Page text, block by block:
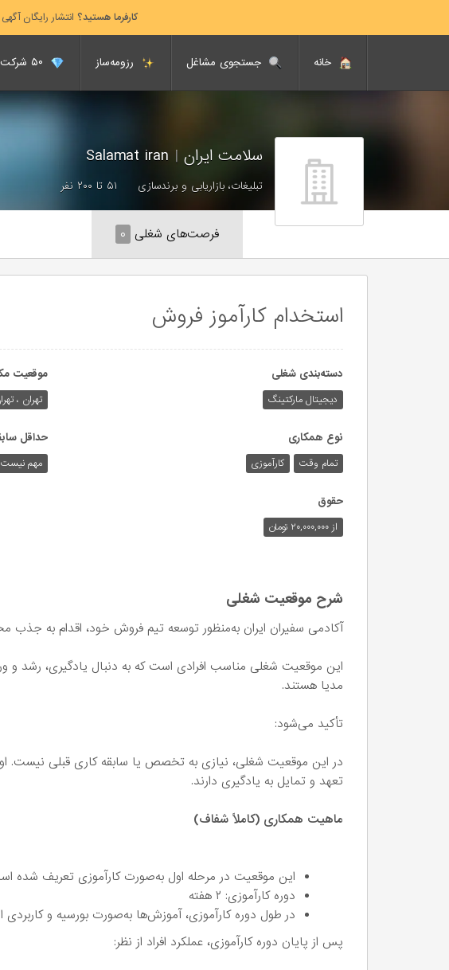
کارفرما هستید؟ انتشار رایگان آگهی استخدام در ۲۵
خانه جستجوی مشاغل رزومه‌ساز
سلامت ایران |
تبلیغات، بازاریابی و برندسازی ۵۱ تا ۲۰۰ نفر
فرصت‌های شغلی ۰
استخدام کارآموز فروش
دسته‌بندی شغلی
دیجیتال مارکتینگ
موقعیت
تهران ،
نوع همکاری
تمام وقت کارآموزی
حداقل
مهم نیست
حقوق
از ۲۰,۰۰۰,۰۰۰ تومان
شرح موقعیت شغلی
آکادمی سفیران ایران به‌منظور توسعه تیم فروش خود، اقدام به جذب محدود ۷ تا ۱۰ نفر کارآموز فروش
این موقعیت شغلی مناسب افرادی است که به دنبال یادگیری، رشد و
مدیا هستند.
تأکید می‌شود:
در این موقعیت شغلی، نیازی به تخصص یا سابقه کاری قبلی نیست.
تعهد و تمایل به یادگیری دارند.
ماهیت همکاری (کاملاً شفاف)
این موقعیت در مرحله اول به‌صورت کارآموزی تعریف شده
دوره کارآموزی: ۲ هفته
در طول دوره کارآموزی، آموزش‌ها به‌صورت بورسیه و کاربردی
پس از پایان دوره کارآموزی، عملکرد افراد از نظر: